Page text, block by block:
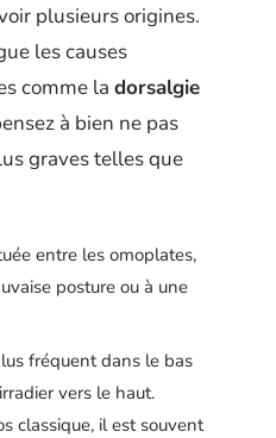
plusieurs origines.
les causes
comme la dorsalgie
à bien ne pas
graves telles que
entre les omoplates,
posture ou à une
fréquent dans le bas
vers le haut.
classique, il est souvent